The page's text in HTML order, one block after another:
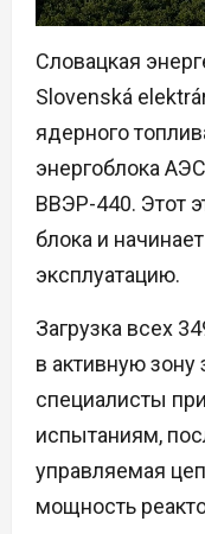
Словацкая
Slovenská
ядерного
энергоблока
ВВЭР-440. Этот
блока и
эксплуатацию.
Загрузка всех
в активную зону
специалисты
испытаниям,
управляемая
мощность